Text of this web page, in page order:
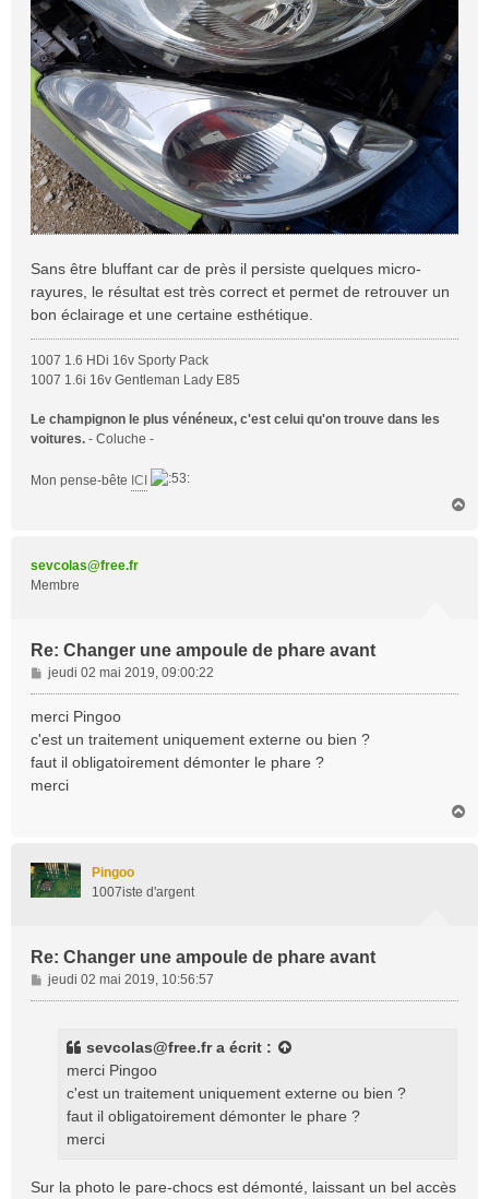
Sans être bluffant car de près il persiste quelques micro-
rayures, le résultat est très correct et permet de retrouver un
bon éclairage et une certaine esthétique.
1007 1.6 HDi 16v Sporty Pack
1007 1.6i 16v Gentleman Lady E85
Le champignon le plus vénéneux, c'est celui qu'on trouve dans les
voitures. - Coluche -
Mon pense-bête ICI
sevcolas@free.fr
Membre
Re: Changer une ampoule de phare avant
M
e
s
g
e
jeudi 02 mai 2019, 09:00:22
merci Pingoo
c'est un traitement uniquement externe ou bien ?
faut il obligatoirement démonter le phare ?
merci
Pingoo
1007iste d'argent
Re: Changer une ampoule de phare avant
M
e
jeudi 02 mai 2019, 10:56:57
sevcolas@free.fra écrit :
merci Pingoo
c'est un traitement uniquement externe ou bien ?
faut il obligatoirement démonter le phare ?
merci
Sur la photo le pare-chocs est démonté, laissant un bel accès